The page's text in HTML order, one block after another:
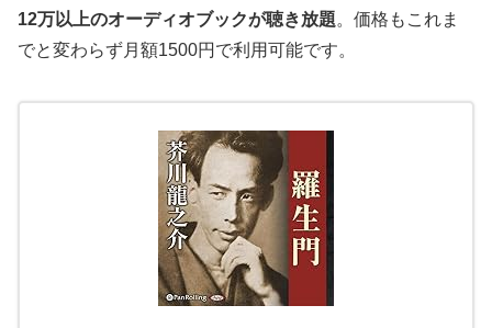
12万以上のオーディオブックが聴き放題。価格もこれま
でと変わらず月額1500円で利用可能です。